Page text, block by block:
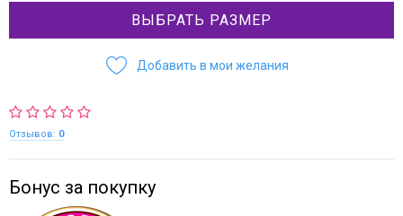
ВЫБРАТЬ РАЗМЕР
Добавить в мои желания
Отзывов: 0
Бонус за покупку